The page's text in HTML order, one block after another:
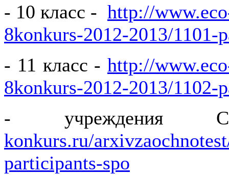
- 10 класс - http://
8konkurs-2012-2013/1101-
- 11 класс - http://
8konkurs-2012-2013/1102-
-
konkurs.ru/
participants-spo